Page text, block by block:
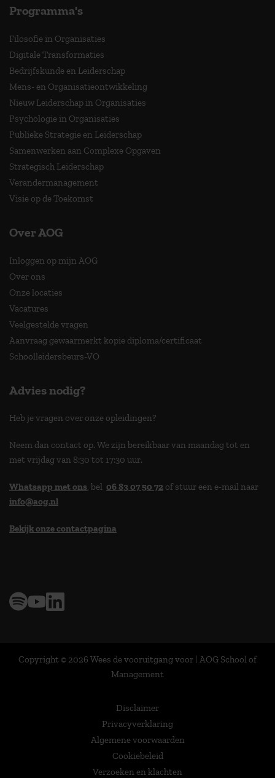
Programma's
Filosofie in Organisaties
Digitale Transformaties
Bedrijfskunde en Leiderschap
Mens- en Organisatieontwikkeling
Nieuw Leiderschap in Organisaties
Psychologie in Organisaties
Publieke Strategie en Leiderschap
Samenwerken aan Complexe Opgaven
Strategisch Leiderschap
Verandermanagement
Visie op de Toekomst
Over AOG
Inloggen op mijn AOG
Over ons
Onze locaties
Vacatures
Veelgestelde vragen
Aanvraag gewaarmerkt kopie diploma/certificaat
Schoolleidersbeurs-VO
Advies nodig?
Heb je vragen over onze opleidingen?
Neem dan contact op. We zijn bereikbaar van maandag tot en
met vrijdag van 8:30 tot 17:30 uur.
Whatsapp met ons, bel 06 83 07 50 72 of stuur een e-mail naar
info@aog.nl
Bekijk onze contactpagina
Copyright © 2026 Wees de vooruitgang voor | AOG School of
Management
Disclaimer
Privacyverklaring
Algemene voorwaarden
Cookiebeleid
Verzoeken en klachten